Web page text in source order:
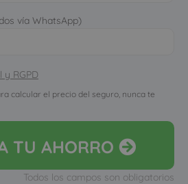
vía WhatsApp)
RGPD
calcular el precio del seguro, nunca te
TU AHORRO
Todos los campos son obligatorios